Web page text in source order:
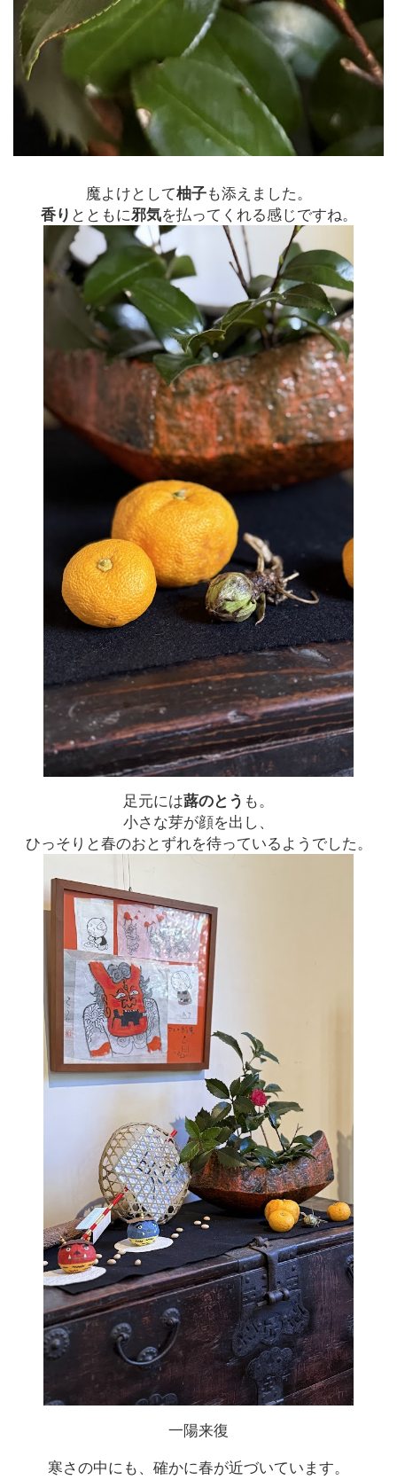
魔よけとして柚子も添えました。
香り とともに邪気を払ってくれる感じですね。
足元には蕗のとう も。
小さな芽が顔を出し、
ひっそりと春のおとずれを待っているようでした。
一陽来復
寒さの中にも、確かに春が近づいています。